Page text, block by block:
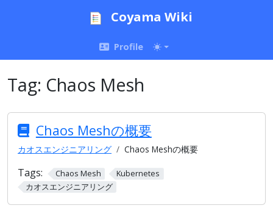
Coyama Wiki
Profile
Tag: Chaos Mesh
Chaos Meshの概要
カオスエンジニアリング Chaos Meshの概要
Tags: Chaos Mesh
Kubernetes
カオスエンジニアリング